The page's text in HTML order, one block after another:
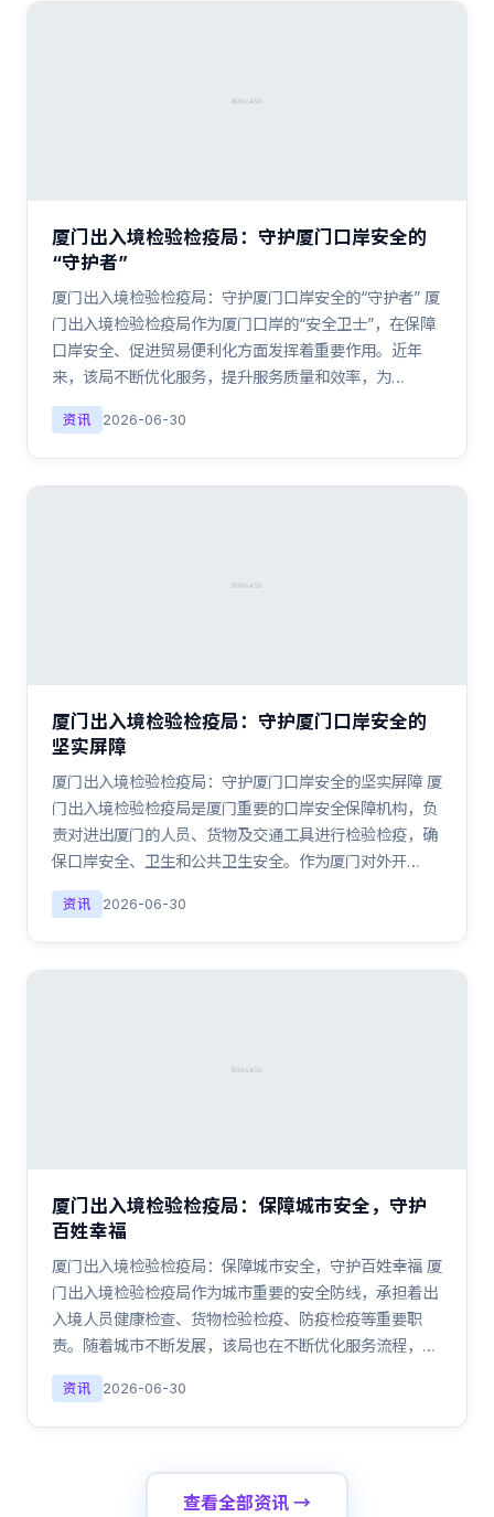
厦门出入境检验检疫局：守护厦门口岸安全的
“守护者”
厦门出入境检验检疫局：守护厦门口岸安全的“守护者” 厦
门出入境检验检疫局作为厦门口岸的“安全卫士”，在保障
口岸安全、促进贸易便利化方面发挥着重要作用。近年
来，该局不断优化服务，提升服务质量和效率，为…
资讯 2026-06-30
厦门出入境检验检疫局：守护厦门口岸安全的
坚实屏障
厦门出入境检验检疫局：守护厦门口岸安全的坚实屏障 厦
门出入境检验检疫局是厦门重要的口岸安全保障机构，负
责对进出厦门的人员、货物及交通工具进行检验检疫，确
保口岸安全、卫生和公共卫生安全。作为厦门对外开…
资讯 2026-06-30
厦门出入境检验检疫局：保障城市安全，守护
百姓幸福
厦门出入境检验检疫局：保障城市安全，守护百姓幸福 厦
门出入境检验检疫局作为城市重要的安全防线，承担着出
入境人员健康检查、货物检验检疫、防疫检疫等重要职
责。随着城市不断发展，该局也在不断优化服务流程，…
资讯 2026-06-30
查看全部资讯 →